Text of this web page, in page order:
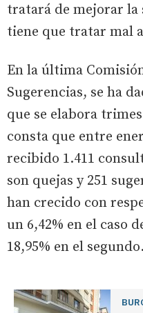
tratará de mejorar la
tiene que tratar mal
En la última
Sugerencias, se ha
que se elabora
consta que entre
recibido 1.411
son quejas y 251
han crecido con
un 6,42% en el caso
18,95% en el segundo.